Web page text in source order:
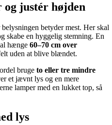
og justér højden
betyder mest. Her skal
skabe en hyggelig stemning. En
hænge 60–70 cm over
uden at blive blændet.
bruge to eller tre mindre
et jævnt lys og en mere
lamper med en lukket top, så
lys